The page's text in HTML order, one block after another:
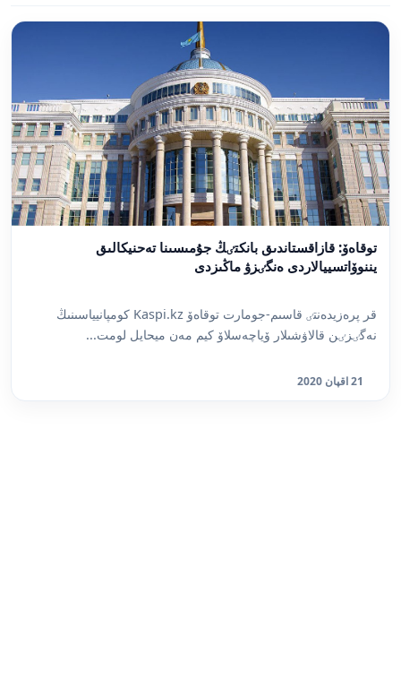
توقاەۆ: قازاقستاندىق بانكتٸڭ جۇمىسىنا تەحنيكالىق
يننوۆاتسييالاردى ەنگٸزۋ ماڭىزدى
قر پرەزيدەنتٸ قاسىم-جومارت توقاەۆ Kaspi.kz كومپانيياسىنىڭ
نەگٸزٸن قالاۋشىلار ۆياچەسلاۆ كيم مەن ميحايل لومت...
21 اقپان 2020